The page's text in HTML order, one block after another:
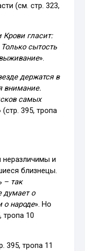
(см. стр. 323,
гласит:
сытость
».
держатся в
внимание.
самых
(стр. 395, тропа
и
близнецы.
– так
думает о
о народе». Но
тропа 10
395, тропа 11